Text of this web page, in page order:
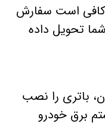
کافی است سفارش
تحویل داده
باتری را نصب
برق خودرو